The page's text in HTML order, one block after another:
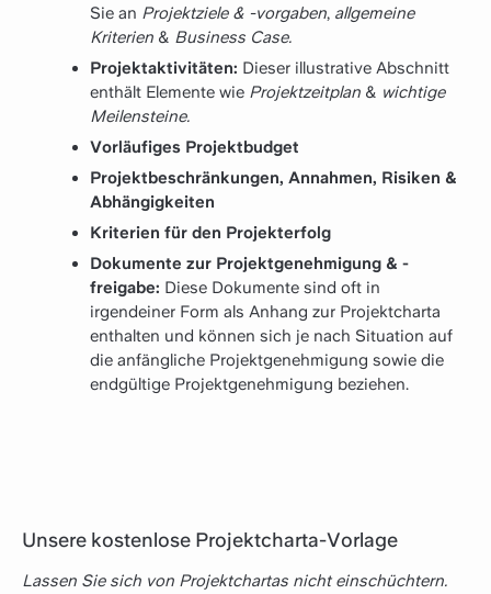
Sie an Projektziele & -vorgaben, allgemeine
Kriterien & Business Case.
Projektaktivitäten: Dieser illustrative Abschnitt
enthält Elemente wie Projektzeitplan & wichtige
Meilensteine.
Vorläufiges Projektbudget
Projektbeschränkungen, Annahmen, Risiken &
Abhängigkeiten
Kriterien für den Projekterfolg
Dokumente zur Projektgenehmigung & -
freigabe: Diese Dokumente sind oft in
irgendeiner Form als Anhang zur Projektcharta
enthalten und können sich je nach Situation auf
die anfängliche Projektgenehmigung sowie die
endgültige Projektgenehmigung beziehen.
Unsere kostenlose Projektcharta-Vorlage
Lassen Sie sich von Projektchartas nicht einschüchtern.